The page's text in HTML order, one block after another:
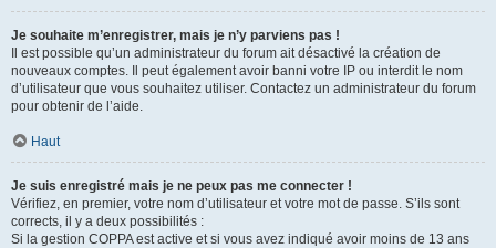
Je souhaite m’enregistrer, mais je n’y parviens pas !
Il est possible qu’un administrateur du forum ait désactivé la création de
nouveaux comptes. Il peut également avoir banni votre IP ou interdit le nom
d’utilisateur que vous souhaitez utiliser. Contactez un administrateur du forum
pour obtenir de l’aide.
Haut
Je suis enregistré mais je ne peux pas me connecter !
Vérifiez, en premier, votre nom d’utilisateur et votre mot de passe. S’ils sont
corrects, il y a deux possibilités :
Si la gestion COPPA est active et si vous avez indiqué avoir moins de 13 ans